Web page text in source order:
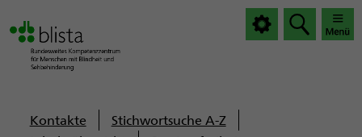
Servicenavigation
Kontakte
Stichwortsuche A-Z